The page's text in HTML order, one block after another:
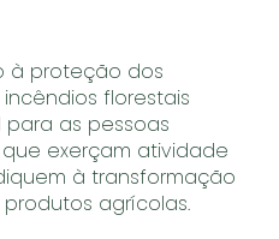
à proteção dos
florestais
as pessoas
exerçam atividade
à transformação
agrícolas.